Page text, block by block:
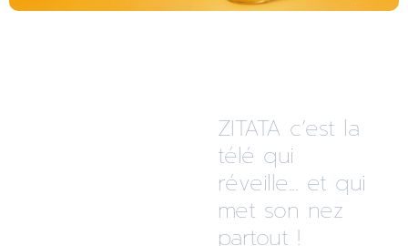
ZITATA c’est la
télé qui
réveille... et qui
met son nez
partout !